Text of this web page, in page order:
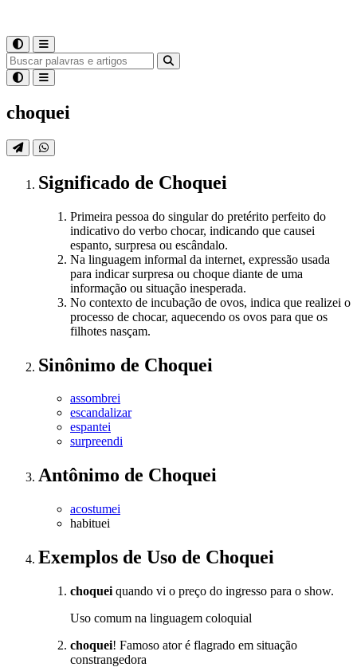
choquei
Significado de Choquei
Primeira pessoa do singular do pretérito perfeito do
indicativo do verbo chocar, indicando que causei
espanto, surpresa ou escândalo.
Na linguagem informal da internet, expressão usada
para indicar surpresa ou choque diante de uma
informação ou situação inesperada.
No contexto de incubação de ovos, indica que realizei o
processo de chocar, aquecendo os ovos para que os
filhotes nasçam.
Sinônimo de Choquei
assombrei
escandalizar
espantei
surpreendi
Antônimo de Choquei
acostumei
habituei
Exemplos de Uso de Choquei
choquei quando vi o preço do ingresso para o show.
Uso comum na linguagem coloquial
choquei! Famoso ator é flagrado em situação
constrangedora